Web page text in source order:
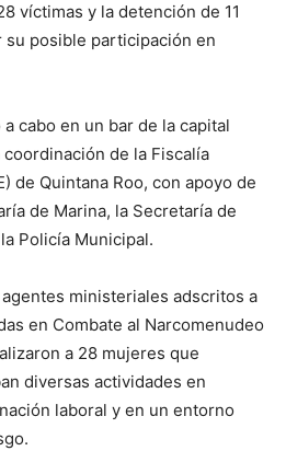
víctimas y la detención de 11
su posible participación en
cabo en un bar de la capital
de la Fiscalía
de Quintana Roo, con apoyo de
de Marina, la Secretaría de
Policía Municipal.
ministeriales adscritos a
en Combate al Narcomenudeo
a 28 mujeres que
diversas actividades en
laboral y en un entorno